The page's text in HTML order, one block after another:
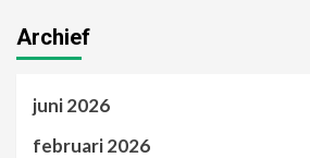
Archief
juni 2026
februari 2026